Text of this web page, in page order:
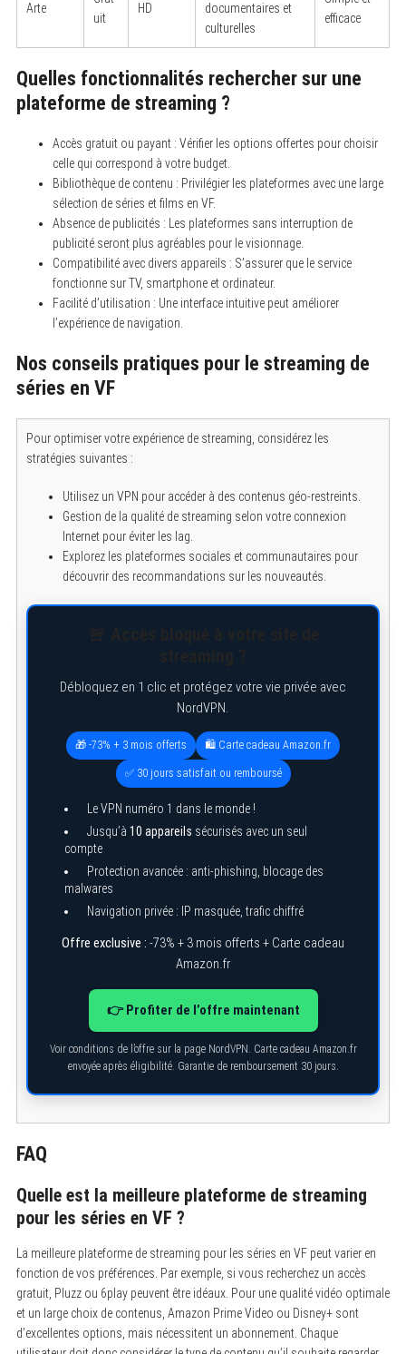
Arte
uit
HD
documentaires et
culturelles
efficace
Quelles fonctionnalités rechercher sur une
plateforme de streaming ?
Accès gratuit ou payant : Vérifier les options offertes pour choisir
celle qui correspond à votre budget.
Bibliothèque de contenu : Privilégier les plateformes avec une large
sélection de séries et films en VF.
Absence de publicités : Les plateformes sans interruption de
publicité seront plus agréables pour le visionnage.
Compatibilité avec divers appareils : S’assurer que le service
fonctionne sur TV, smartphone et ordinateur.
Facilité d’utilisation : Une interface intuitive peut améliorer
l’expérience de navigation.
Nos conseils pratiques pour le streaming de
séries en VF
Pour optimiser votre expérience de streaming, considérez les
stratégies suivantes :
Utilisez un VPN pour accéder à des contenus géo-restreints.
Gestion de la qualité de streaming selon votre connexion
Internet pour éviter les lag.
Explorez les plateformes sociales et communautaires pour
découvrir des recommandations sur les nouveautés.
Débloquez en 1 clic et protégez votre vie privée avec
NordVPN.
🎁 -73% + 3 mois offerts 🛍️ Carte cadeau Amazon.fr
✅ 30 jours satisfait ou remboursé
Le VPN numéro 1 dans le monde !
Jusqu’à 10 appareils sécurisés avec un seul
compte
Protection avancée : anti-phishing, blocage des
malwares
Navigation privée : IP masquée, trafic chiffré
Offre exclusive : -73% + 3 mois offerts + Carte cadeau
Amazon.fr
👉 Profiter de l’offre maintenant
Voir conditions de l’offre sur la page NordVPN. Carte cadeau Amazon.fr
envoyée après éligibilité. Garantie de remboursement 30 jours.
FAQ
Quelle est la meilleure plateforme de streaming
pour les séries en VF ?
La meilleure plateforme de streaming pour les séries en VF peut varier en
fonction de vos préférences. Par exemple, si vous recherchez un accès
gratuit, Pluzz ou 6play peuvent être idéaux. Pour une qualité vidéo optimale
et un large choix de contenus, Amazon Prime Video ou Disney+ sont
d’excellentes options, mais nécessitent un abonnement. Chaque